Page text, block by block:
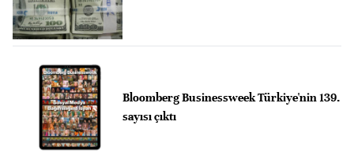
Bloomberg Businessweek Türkiye'nin 139.
sayısı çıktı